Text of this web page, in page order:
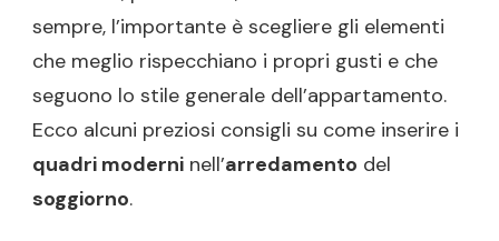
sempre, l’importante è scegliere gli elementi
che meglio rispecchiano i propri gusti e che
seguono lo stile generale dell’appartamento.
Ecco alcuni preziosi consigli su come inserire i
quadri moderni nell’arredamento del
soggiorno.